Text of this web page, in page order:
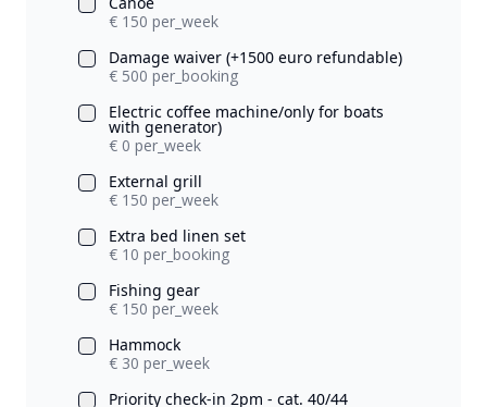
€ 150 per_week
Damage waiver (+1500 euro refundable)
€ 500 per_booking
Electric coffee machine/only for boats
with generator)
€ 0 per_week
External grill
€ 150 per_week
Extra bed linen set
€ 10 per_booking
Fishing gear
€ 150 per_week
Hammock
€ 30 per_week
Priority check-in 2pm - cat. 40/44